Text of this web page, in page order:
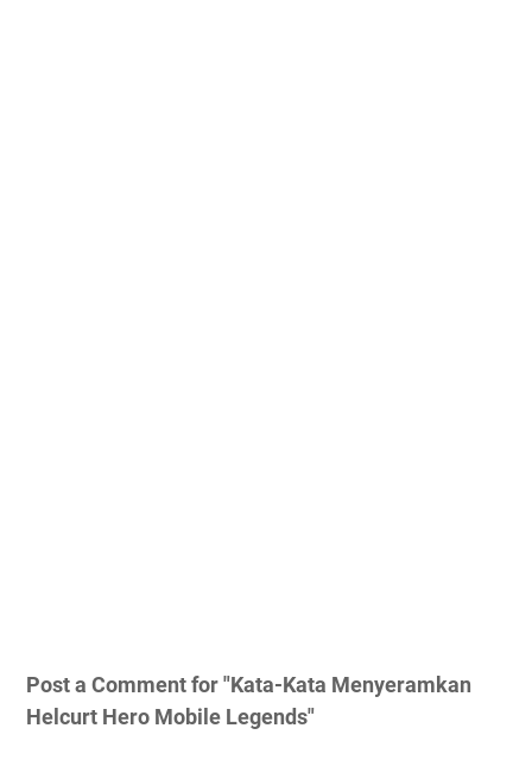
Post a Comment for "Kata-Kata Menyeramkan
Helcurt Hero Mobile Legends"